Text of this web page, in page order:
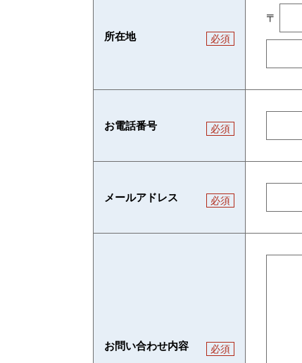
所在地 必須
〒
お電話番号 必須
メールアドレス 必須
お問い合わせ内容 必須